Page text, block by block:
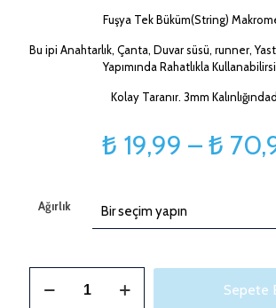
Fuşya Tek Büküm(String)
Bu ipi Anahtarlık, Çanta, Duvar süsü, runner,
Yapımında Rahatlıkla
Kolay Taranır. 3mm
₺ 19,99 –₺
Ağırlık
String
Sepete